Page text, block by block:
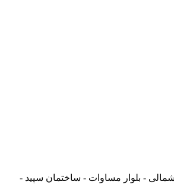
- بلوار مساوات - ساختمان سپید -